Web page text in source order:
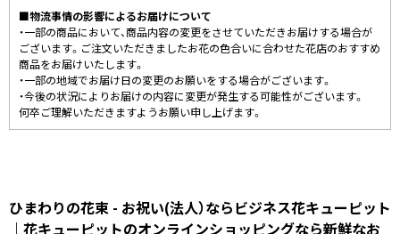
■物流事情の影響によるお届けについて
・一部の商品において、商品内容の変更をさせていただきお届けする場合が
ございます。ご注文いただきましたお花の色合いに合わせた花店のおすすめ
商品をお届けいたします。
・一部の地域でお届け日の変更のお願いをする場合がございます。
・今後の状況によりお届けの内容に変更が発生する可能性がございます。
何卒ご理解いただきますようお願い申し上げます。
ひまわりの花束 - お祝い(法人）ならビジネス花キューピット
｜花キューピットのオンラインショッピングなら新鮮なお